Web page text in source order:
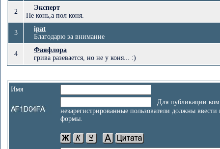
2
Эксперт
Не конь,а пол коня.
3
ipat
Благодарю за внимание
4
Фаяфлора
грива разевается, но не у коня... :)
Имя
Для публикации
незарегистрированные пользователи должны
формы.